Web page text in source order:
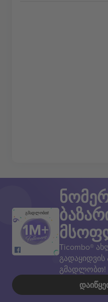
გმადლობთ!
Ticombo®
გმადლობთ!